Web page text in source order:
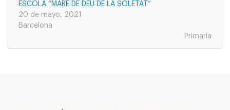
ESCOLA “MARE DE DÉU DE LA SOLETAT”
20 de mayo, 2021
Barcelona
Primaria